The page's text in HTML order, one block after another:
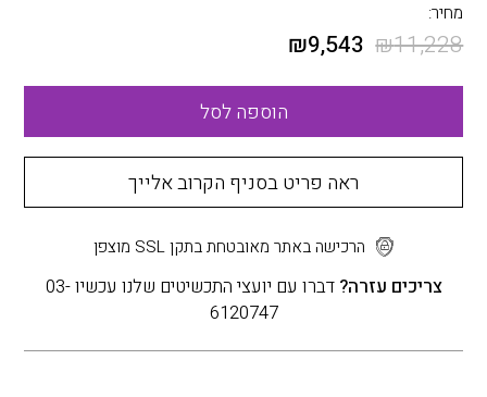
מחיר:
₪11,228
₪9,543
הוספה לסל
ראה פריט בסניף הקרוב אלייך
הרכישה באתר מאובטחת בתקן SSL מוצפן
צריכים עזרה?
דברו עם יועצי התכשיטים שלנו עכשיו 03-
6120747